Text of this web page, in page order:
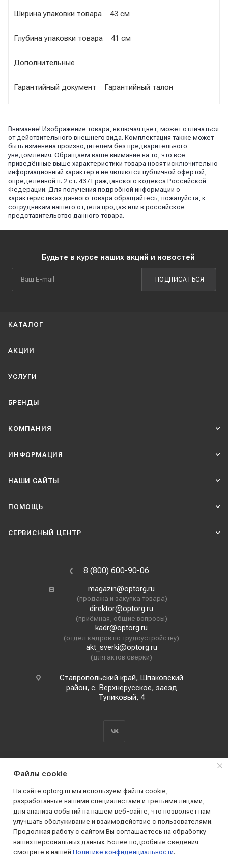
Ширина упаковки товара 43 см
Глубина упаковки товара 41 см
Дополнительные
Гарантийный документ Гарантийный талон
Внимание! Изображение товара, включая цвет, может отличаться
от действительного внешнего вида. Комплектация также может
быть изменена производителем без предварительного
уведомления. Обращаем ваше внимание на то, что все
приведённые выше характеристики товара носят исключительно
информационный характер и не являются публичной офертой,
определённой п. 2 ст. 437 Гражданского кодекса Российской
Федерации. Для получения подробной информации о
характеристиках данного товара обращайтесь, пожалуйста, к
сотрудникам нашего отдела продаж или в российское
представительство данного товара.
Будьте в курсе наших акций и новостей
ПОДПИСАТЬСЯ
КАТАЛОГ
АКЦИИ
УСЛУГИ
БРЕНДЫ
КОМПАНИЯ
ИНФОРМАЦИЯ
НАШИ CАЙТЫ
ПОМОЩЬ
СЕРВИСНЫЙ ЦЕНТР
8 (800) 600-90-06
magazin@optorg.ru
(продажа и закупка товара)
direktor@optorg.ru
(приёмная, общие вопросы)
kadr@optorg.ru
(отдел кадров по трудоустройству)
akt_sverki@optorg.ru
(для актов сверки)
Ставропольский край, Шпаковский
район, с. Верхнерусское, заезд
Тупиковый, 4
2019 - 2026 © АО КПК "Ставропольстройопторг"
Все права защищены
Файлы cookie
На сайте optorg.ru мы используем файлы cookie,
разработанные нашими специалистами и третьими лицами,
для анализа событий на нашем веб-сайте, что позволяет нам
улучшать обслуживание и взаимодействие с пользователями.
Продолжая работу с сайтом Вы соглашаетесь на обработку
ваших персональных данных. Более подробные сведения
смотрите в нашей Политике конфиденциальности.